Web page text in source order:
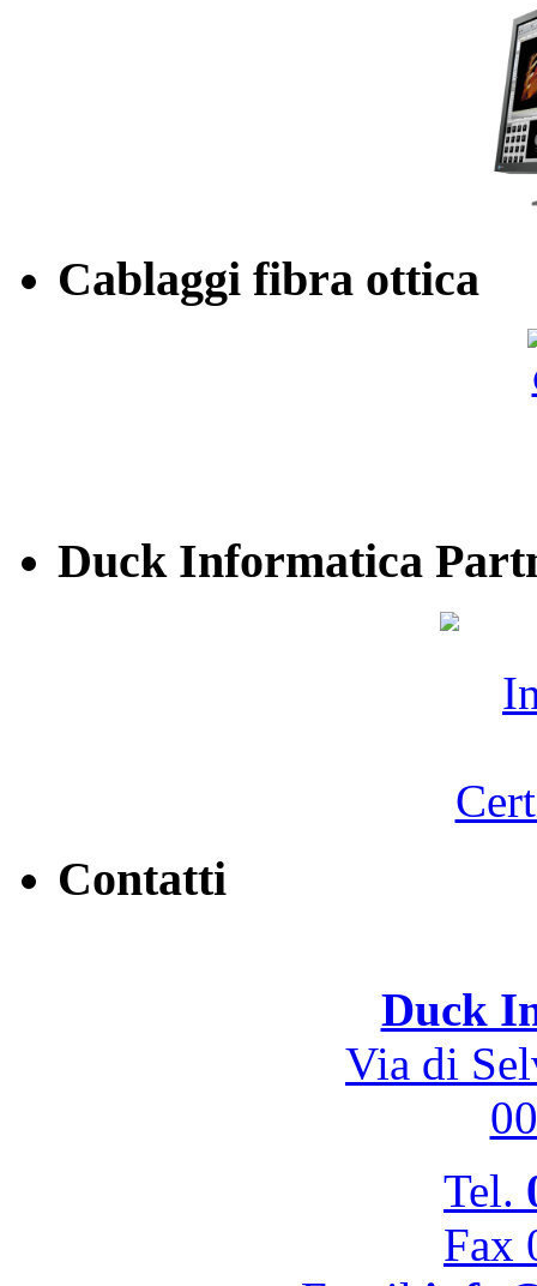
Cablaggi fibra ottica
Duck Informatica
Contatti
Duck
Via di
Tel.
Fax